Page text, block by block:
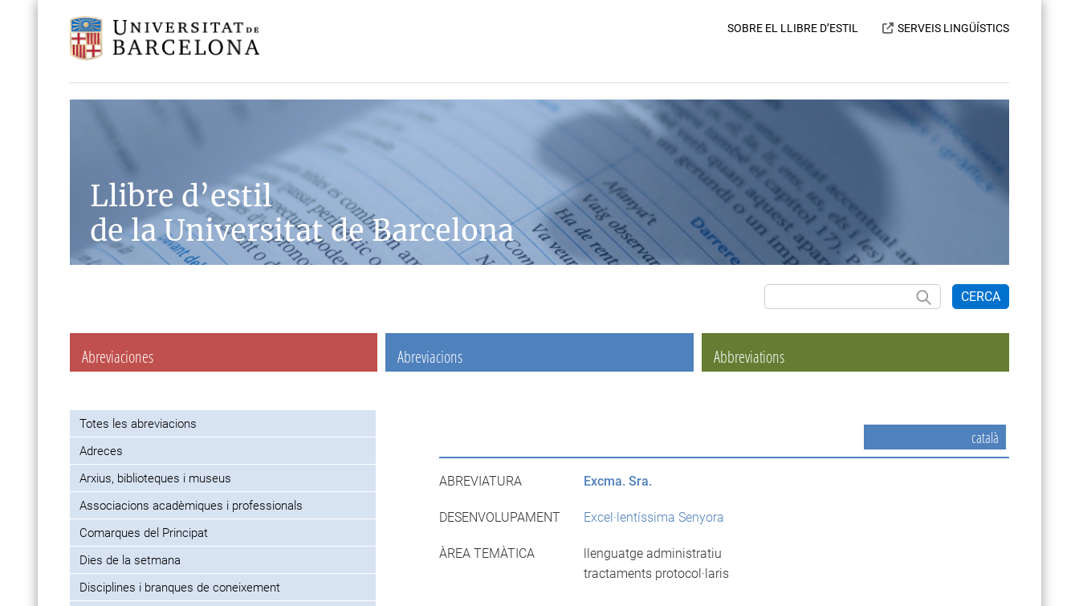
SOBRE EL LLIBRE D’ESTIL SERVEIS LINGÜÍSTICS
Llibre d’estil
de la Universitat de Barcelona
CERCA
Abreviaciones Abreviacions Abbreviations
Totes les abreviacions
Adreces
Arxius, biblioteques i museus
Associacions acadèmiques i professionals
Comarques del Principat
Dies de la setmana
Disciplines i branques de coneixement
català
ABREVIATURA Excma. Sra.
DESENVOLUPAMENT Excel·lentíssima Senyora
ÀREA TEMÀTICA
llenguatge administratiu
tractaments protocol·laris